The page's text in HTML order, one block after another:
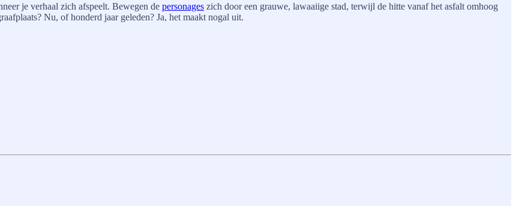
je verhaal zich afspeelt. Bewegen de personages zich door een grauwe, lawaaiige stad, terwijl de hitte vanaf het asfalt omhoog
Nu, of honderd jaar geleden? Ja, het maakt nogal uit.